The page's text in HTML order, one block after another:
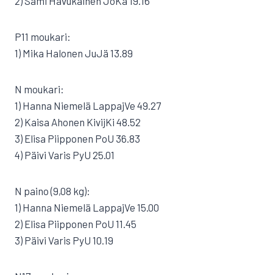
P11 moukari:
1) Mika Halonen JuJä 13.89
N moukari:
1) Hanna Niemelä LappajVe 49.27
2) Kaisa Ahonen KivijKi 48.52
3) Elisa Piipponen PoU 36.83
4) Päivi Varis PyU 25.01
N paino (9,08 kg):
1) Hanna Niemelä LappajVe 15.00
2) Elisa Piipponen PoU 11.45
3) Päivi Varis PyU 10.19